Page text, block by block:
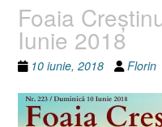
Foaia
Iunie 2018
10 iunie, 2018 Florin